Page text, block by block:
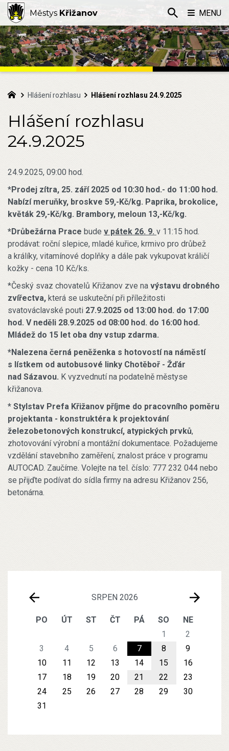
SRPEN 2026
PO ÚT ST ČT PÁ SO
NE
1
2
3
4 5 6 7 8
9
10
11 12 13 14 15
16
17
18 19 20 21 22
23
24
25 26 27 28 29
30
31
Hlášení rozhlasu Hlášení rozhlasu 24.9.2025
Hlášení rozhlasu
24.9.2025
24.9.2025, 09:00 hod.
*Prodej zítra, 25. září 2025 od 10:30 hod.- do 11:00 hod.
Nabízí meruňky, broskve 59,-Kč/kg. Paprika, brokolice,
květák 29,-Kč/kg. Brambory, meloun 13,-Kč/kg.
*Drůbežárna Prace bude v pátek 26. 9. v 11:15 hod.
prodávat: roční slepice, mladé kuřice, krmivo pro drůbež
a králíky, vitamínové doplňky a dále pak vykupovat králičí
kožky - cena 10 Kč/ks.
*Český svaz chovatelů Křižanov zve na výstavu drobného
zvířectva, která se uskuteční při příležitosti
svatováclavské pouti 27.9.2025 od 13:00 hod. do 17:00
hod. V neděli 28.9.2025 od 08:00 hod. do 16:00 hod.
Mládež do 15 let oba dny vstup zdarma.
*Nalezena černá peněženka s hotovostí na náměstí
s lístkem od autobusové linky Chotěboř - Žďár
nad Sázavou. K vyzvednutí na podatelně městyse
křižanova.
* Stylstav Prefa Křižanov příjme do pracovního poměru
projektanta - konstruktéra k projektování
železobetonových konstrukcí, atypických prvků,
zhotovování výrobní a montážní dokumentace. Požadujeme
vzdělání stavebního zaměření, znalost práce v programu
AUTOCAD. Zaučíme. Volejte na tel. číslo: 777 232 044 nebo
se přijďte podívat do sídla firmy na adresu Křižanov 256,
betonárna.
Městys Křižanov MENU